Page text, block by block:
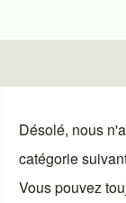
Désolé, nous
catégorie
Vous pouvez